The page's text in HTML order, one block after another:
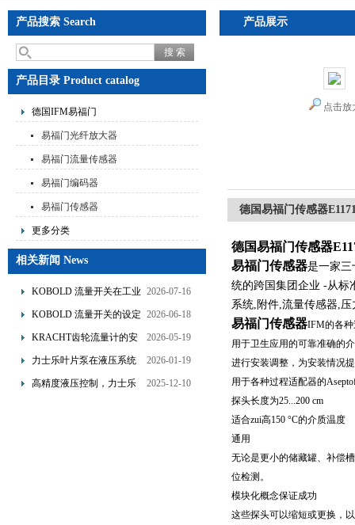
产品搜索 Search
产品目录 Product catalog
德国IFM易福门
易福门光纤放大器
易福门流量传感器
易福门编码器
易福门传感器
更多分类
相关新闻 News
KOBOLD 流量开关在工业
管道水流量监测中的应用
2026-07-16
KOBOLD 流量开关的设定
流量调节与刻度指示
2026-06-18
KRACHT齿轮流量计的安
装要求：直管段、过滤器
2026-05-19
力士乐叶片泵在液压系统
中的应用分析
2026-01-19
高精度液压控制，力士乐
2025-12-10
产品展示
点击放
德国易福门传感器
德国易福门传感器
易福门传感器是一家三
统的跨国集团企业 -从标
系统,附件,流量传感器,
易福门传感器IFM的各
用于卫生应用的可靠准确的
进行安装调整，为安装情况
用于各种过程适配器的
探头长度为25...200 cm
适合zui高150 °C的介质温度
通用
无论是更小的储藏罐、补偿
位检测。
模块化概念保证成功
这些探头可以缩短或更换，